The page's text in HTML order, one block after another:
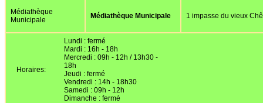
Médiathèque
Municipale
Médiathèque Municipale 1 impasse du vieux
Horaires:
Lundi : fermé
Mardi : 16h - 18h
Mercredi : 09h - 12h / 13h30 -
18h
Jeudi : fermé
Vendredi : 14h - 18h30
Samedi : 09h - 12h
Dimanche : fermé